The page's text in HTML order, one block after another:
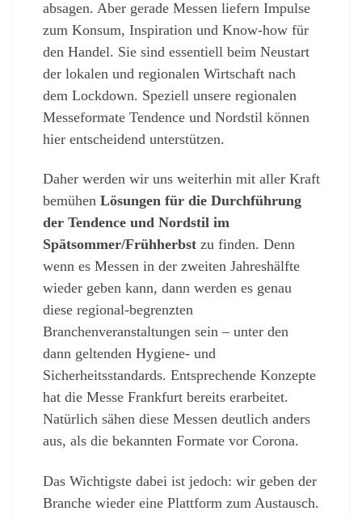
absagen. Aber gerade Messen liefern Impulse
zum Konsum, Inspiration und Know-how für
den Handel. Sie sind essentiell beim Neustart
der lokalen und regionalen Wirtschaft nach
dem Lockdown. Speziell unsere regionalen
Messeformate Tendence und Nordstil können
hier entscheidend unterstützen.
Daher werden wir uns weiterhin mit aller Kraft
bemühen Lösungen für die Durchführung
der Tendence und Nordstil im
Spätsommer/Frühherbstzu finden. Denn
wenn es Messen in der zweiten Jahreshälfte
wieder geben kann, dann werden es genau
diese regional-begrenzten
Branchenveranstaltungen sein – unter den
dann geltenden Hygiene- und
Sicherheitsstandards. Entsprechende Konzepte
hat die Messe Frankfurt bereits erarbeitet.
Natürlich sähen diese Messen deutlich anders
aus, als die bekannten Formate vor Corona.
Das Wichtigste dabei ist jedoch: wir geben der
Branche wieder eine Plattform zum Austausch.